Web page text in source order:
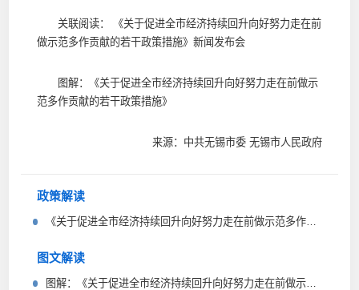
关联阅读：
《关于促进全市经济持续回升向好努力走在前
做示范多作贡献的若干政策措施》新闻发布会
图解：《关于促进全市经济持续回升向好努力走在前做示
范多作贡献的若干政策措施》
来源：中共无锡市委 无锡市人民政府
政策解读
《关于促进全市经济持续回升向好努力走在前做示范多作贡献的若干政策措施》政策解读
图文解读
图解：《关于促进全市经济持续回升向好努力走在前做示范多作贡献的若干政策措施》